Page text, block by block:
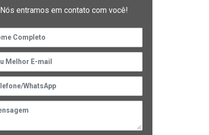
Nós entramos em contato com você!